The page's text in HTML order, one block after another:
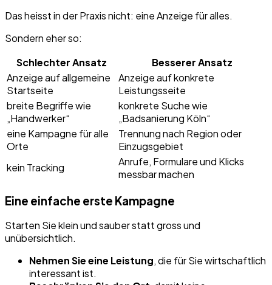
Das heisst in der Praxis nicht: eine Anzeige für alles.
Sondern eher so:
Schlechter Ansatz
Besserer Ansatz
Anzeige auf allgemeine
Startseite
Anzeige auf konkrete
Leistungsseite
breite Begriffe wie
„Handwerker“
konkrete Suche wie
„Badsanierung Köln“
eine Kampagne für alle
Orte
Trennung nach Region oder
Einzugsgebiet
kein Tracking
Anrufe, Formulare und Klicks
messbar machen
Eine einfache erste Kampagne
Starten Sie klein und sauber statt gross und
unübersichtlich.
Nehmen Sie eine Leistung, die für Sie wirtschaftlich
interessant ist.